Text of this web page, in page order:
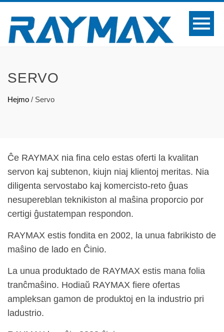
SERVO
Hejmo / Servo
Ĉe RAYMAX nia fina celo estas oferti la kvalitan
servon kaj subtenon, kiujn niaj klientoj meritas. Nia
diligenta servostabo kaj komercisto-reto ĝuas
nesupereblan teknikiston al maŝina proporcio por
certigi ĝustatempan respondon.
RAYMAX estis fondita en 2002, la unua fabrikisto de
maŝino de lado en Ĉinio.
La unua produktado de RAYMAX estis mana folia
tranĉmaŝino. Hodiaŭ RAYMAX fiere ofertas
ampleksan gamon de produktoj en la industrio pri
ladustrio.